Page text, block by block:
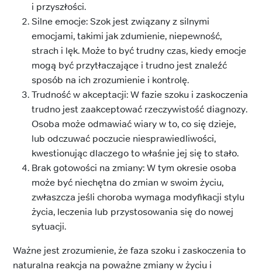
i przyszłości.
Silne emocje: Szok jest związany z silnymi
emocjami, takimi jak zdumienie, niepewność,
strach i lęk. Może to być trudny czas, kiedy emocje
mogą być przytłaczające i trudno jest znaleźć
sposób na ich zrozumienie i kontrolę.
Trudność w akceptacji: W fazie szoku i zaskoczenia
trudno jest zaakceptować rzeczywistość diagnozy.
Osoba może odmawiać wiary w to, co się dzieje,
lub odczuwać poczucie niesprawiedliwości,
kwestionując dlaczego to właśnie jej się to stało.
Brak gotowości na zmiany: W tym okresie osoba
może być niechętna do zmian w swoim życiu,
zwłaszcza jeśli choroba wymaga modyfikacji stylu
życia, leczenia lub przystosowania się do nowej
sytuacji.
Ważne jest zrozumienie, że faza szoku i zaskoczenia to
naturalna reakcja na poważne zmiany w życiu i